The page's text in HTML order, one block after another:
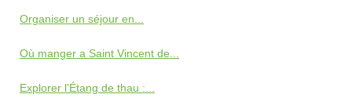
Organiser un séjour en...
Où manger a Saint Vincent de...
Explorer l'Étang de thau :...